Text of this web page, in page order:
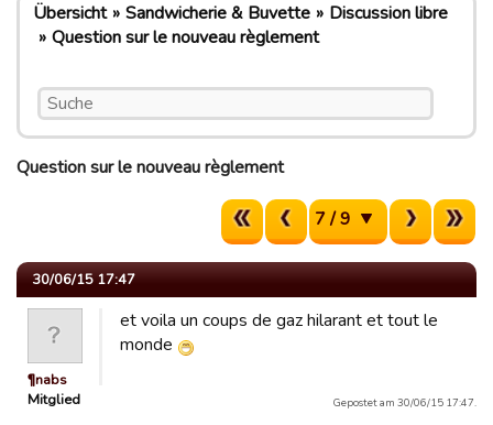
Übersicht Sandwicherie & Buvette
Discussion libre
Question sur le nouveau règlement
Question sur le nouveau règlement
7 / 9
30/06/15 17:47
¶nabs
Mitglied
et voila un coups de gaz hilarant et tout le
monde
Gepostet am 30/06/15 17:47.